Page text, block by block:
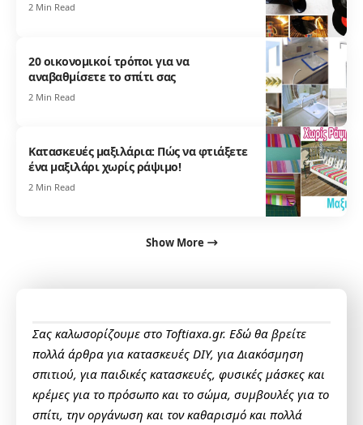
2 Min Read
20 οικονομικοί τρόποι για να
αναβαθμίσετε το σπίτι σας
2 Min Read
Κατασκευές μαξιλάρια: Πώς να φτιάξετε
ένα μαξιλάρι χωρίς ράψιμο!
2 Min Read
Show More
Σας καλωσορίζουμε στο Toftiaxa.gr. Εδώ θα βρείτε
πολλά άρθρα για κατασκευές DIY, για Διακόσμηση
σπιτιού, για παιδικές κατασκευές, φυσικές μάσκες και
κρέμες για το πρόσωπο και το σώμα, συμβουλές για το
σπίτι, την οργάνωση και τον καθαρισμό και πολλά